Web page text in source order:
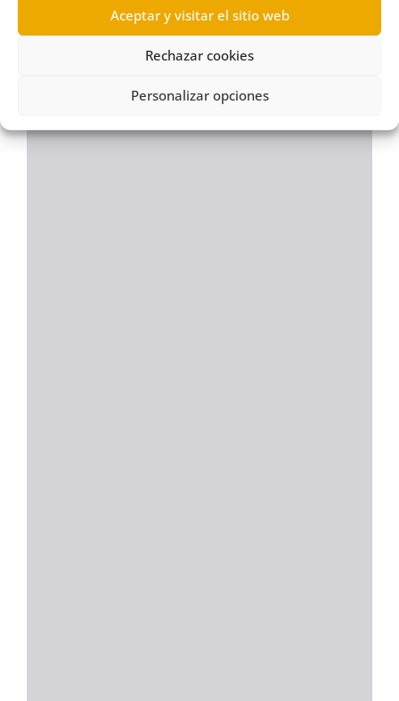
Aceptar y visitar el sitio web
Rechazar cookies
Personalizar opciones